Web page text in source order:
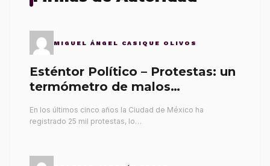
MIGUEL ÁNGEL CASIQUE OLIVOS
Esténtor Político – Protestas: un
termómetro de malos
En los últimos cinco años la Ciudad de México ha
registrado 25 mil protestas, lo…